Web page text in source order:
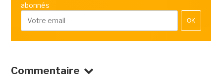
abonnés
OK
Commentaire